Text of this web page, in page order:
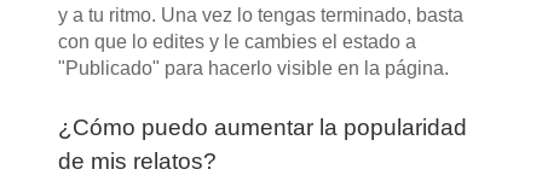
y a tu ritmo. Una vez lo tengas terminado, basta
con que lo edites y le cambies el estado a
"Publicado" para hacerlo visible en la página.
¿Cómo puedo aumentar la popularidad
de mis relatos?